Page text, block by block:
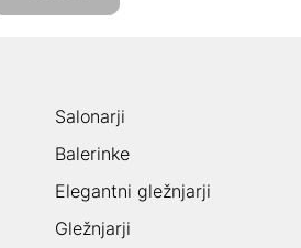
Salonarji
Balerinke
Elegantni gležnjarji
Gležnjarji